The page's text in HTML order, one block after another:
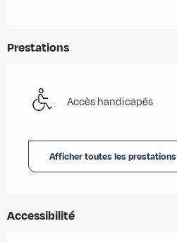
Prestations
Accès handicapés
Afficher toutes les prestations
Accessibilité